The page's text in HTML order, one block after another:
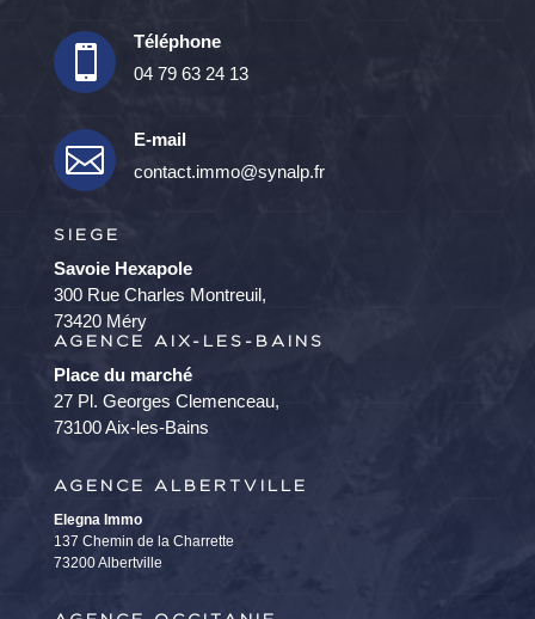

Téléphone
04 79 63 24 13

E-mail
contact.immo@synalp.fr
SIEGE
Savoie Hexapole
300 Rue Charles Montreuil,
73420 Méry
AGENCE AIX-LES-BAINS
Place du marché
27 Pl. Georges Clemenceau,
73100 Aix-les-Bains
AGENCE ALBERTVILLE
Elegna Immo
137 Chemin de la Charrette
73200 Albertville